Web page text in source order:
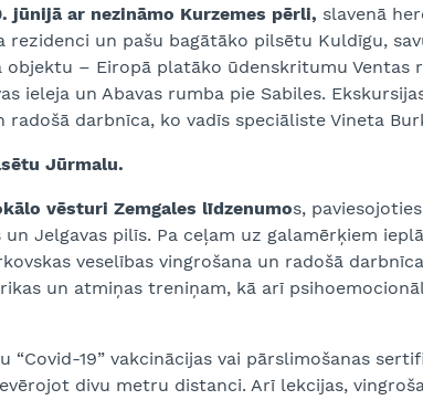
jūnijā ar nezināmo Kurzemes pērli, slavenā
rezidenci un pašu bagātāko pilsētu Kuldīgu,
– Eiropā platāko ūdenskritumu Ventas
ieleja un Abavas rumba pie Sabiles.
darbnīca, ko vadīs speciāliste Vineta
Jūrmalu.
vēsturi Zemgales līdzenumos,
Jelgavas pilīs. Pa ceļam uz galamērķiem
veselības vingrošana un radošā
un atmiņas treniņam, kā arī
“Covid-19” vakcinācijas vai pārslimošanas
divu metru distanci. Arī lekcijas,